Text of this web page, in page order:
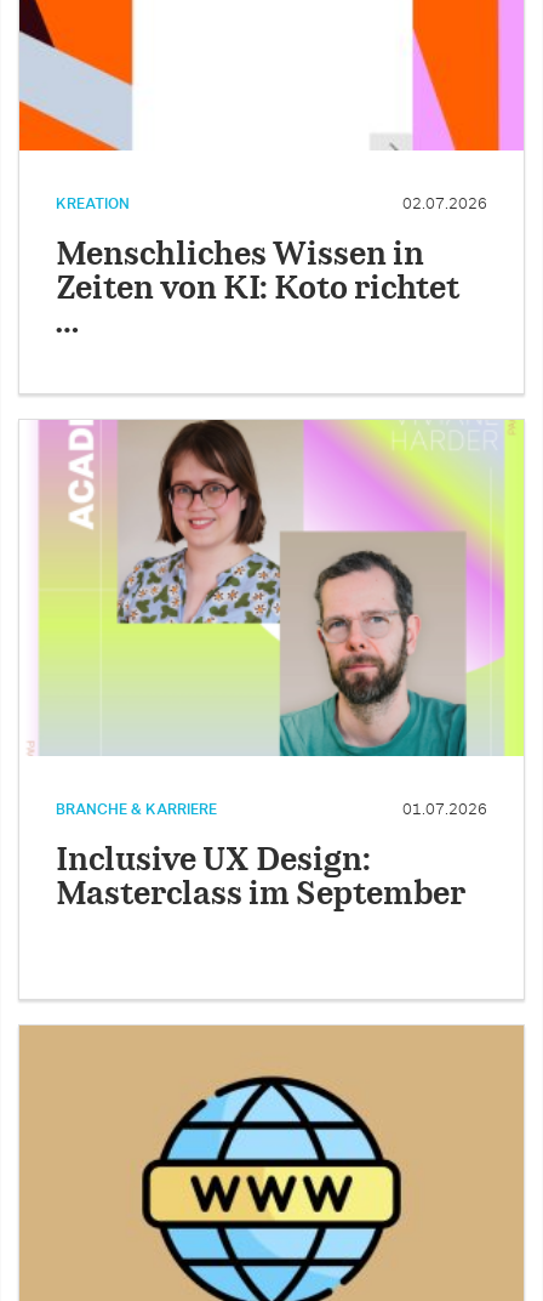
KREATION 02.07.2026
Menschliches Wissen in
Zeiten von KI: Koto richtet
…
BRANCHE & KARRIERE 01.07.2026
Inclusive UX Design:
Masterclass im September